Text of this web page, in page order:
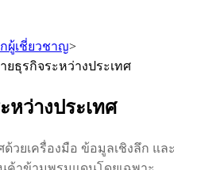
ผู้เชี่ยวชาญ>
ยธุรกิจระหว่างประเทศ
หว่างประเทศ
ด้วยเครื่องมือ ข้อมูลเชิงลึก และ